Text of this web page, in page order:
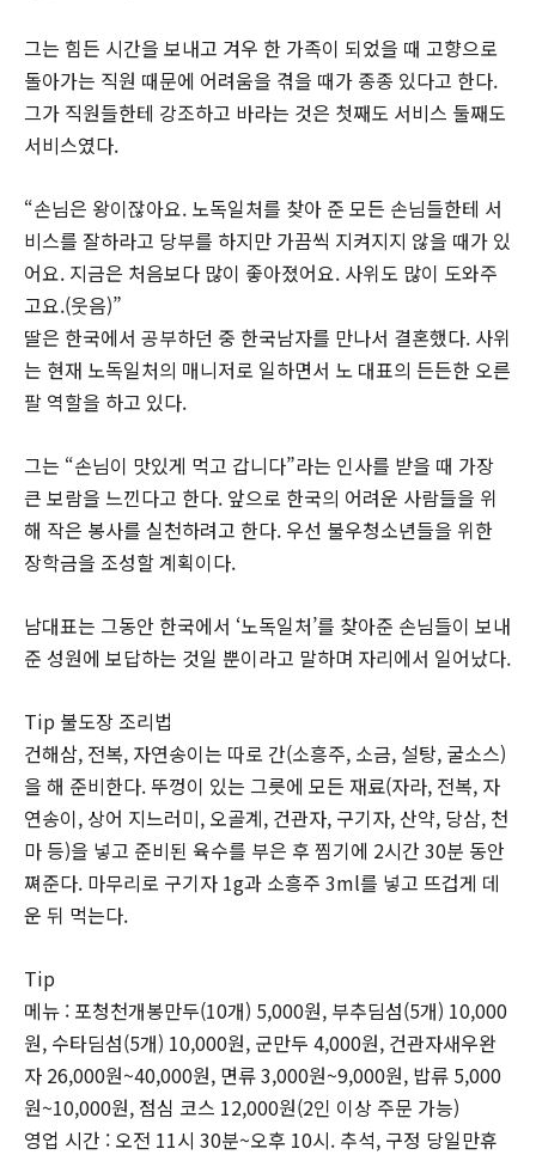
그는 힘든 시간을 보내고 겨우 한 가족이 되었을 때 고향으로
돌아가는 직원 때문에 어려움을 겪을 때가 종종 있다고 한다.
그가 직원들한테 강조하고 바라는 것은 첫째도 서비스 둘째도
서비스였다.
“손님은 왕이잖아요. 노독일처를 찾아 준 모든 손님들한테 서
비스를 잘하라고 당부를 하지만 가끔씩 지켜지지 않을 때가 있
어요. 지금은 처음보다 많이 좋아졌어요. 사위도 많이 도와주
고요.(웃음)”
딸은 한국에서 공부하던 중 한국남자를 만나서 결혼했다. 사위
는 현재 노독일처의 매니저로 일하면서 노 대표의 든든한 오른
팔 역할을 하고 있다.
그는 “손님이 맛있게 먹고 갑니다”라는 인사를 받을 때 가장
큰 보람을 느낀다고 한다. 앞으로 한국의 어려운 사람들을 위
해 작은 봉사를 실천하려고 한다. 우선 불우청소년들을 위한
장학금을 조성할 계획이다.
남대표는 그동안 한국에서 ‘노독일처’를 찾아준 손님들이 보내
준 성원에 보답하는 것일 뿐이라고 말하며 자리에서 일어났다.
Tip 불도장 조리법
건해삼, 전복, 자연송이는 따로 간(소흥주, 소금, 설탕, 굴소스)
을 해 준비한다. 뚜껑이 있는 그릇에 모든 재료(자라, 전복, 자
연송이, 상어 지느러미, 오골계, 건관자, 구기자, 산약, 당삼, 천
마 등)을 넣고 준비된 육수를 부은 후 찜기에 2시간 30분 동안
쪄준다. 마무리로 구기자 1g과 소흥주 3ml를 넣고 뜨겁게 데
운 뒤 먹는다.
Tip
메뉴 : 포청천개봉만두(10개) 5,000원, 부추딤섬(5개) 10,000
원, 수타딤섬(5개) 10,000원, 군만두 4,000원, 건관자새우완
자 26,000원~40,000원, 면류 3,000원~9,000원, 밥류 5,000
원~10,000원, 점심 코스 12,000원(2인 이상 주문 가능)
영업 시간 : 오전 11시 30분~오후 10시. 추석, 구정 당일만휴